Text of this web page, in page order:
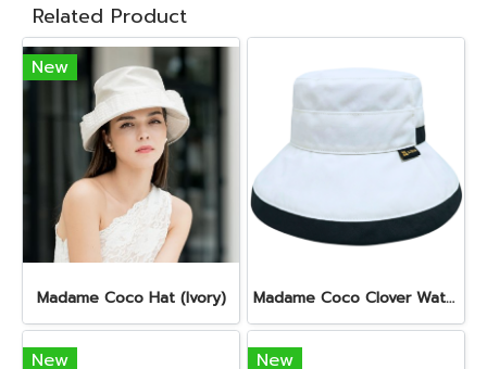
Related Product
New
Madame Coco Hat (Ivory) Madame Coco Clover Waterproof (White)
New New